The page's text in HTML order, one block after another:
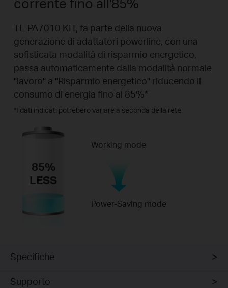
TL-PA7010 KIT, fa parte della nuova
generazione di adattatori powerline, con una
sofisticata modalità di risparmio energetico,
passa automaticamente dalla modalità normale
"lavoro" a "Risparmio energetico" riducendo il
consumo di energia fino al 85%*
*I dati indicati potrebero variare a seconda della rete.
85%
LESS
Working mode
Power-Saving mode
Specifiche
Supporto